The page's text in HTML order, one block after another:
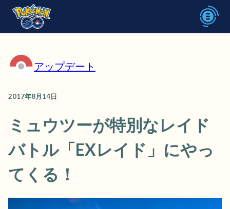
アップデート
2017年8月14日
ミュウツーが特別なレイド
バトル「EXレイド」にやっ
てくる！